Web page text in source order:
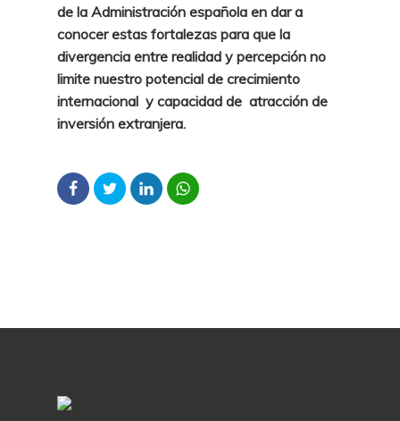
de la Administración española en dar a
conocer estas fortalezas para que la
divergencia entre realidad y percepción no
limite nuestro potencial de crecimiento
internacional y capacidad de atracción de
inversión extranjera.